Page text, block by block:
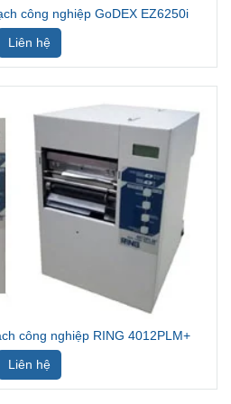
công nghiệp RING 4012PLM+
Liên hệ